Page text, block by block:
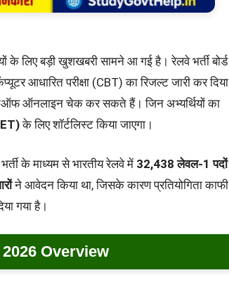
के लिए बड़ी खुशखबरी सामने आ गई है। रेलवे भर्ती बोर्ड
आधारित परीक्षा (CBT) का रिजल्ट जारी कर दिया
कटऑफ ऑनलाइन चेक कर सकते हैं। जिन अभ्यर्थियों का
के लिए शॉर्टलिस्ट किया जाएगा।
के माध्यम से भारतीय रेलवे में 32,438 लेवल-1 पदों
ने आवेदन किया था, जिसके कारण प्रतियोगिता काफी
गया है।
Overview